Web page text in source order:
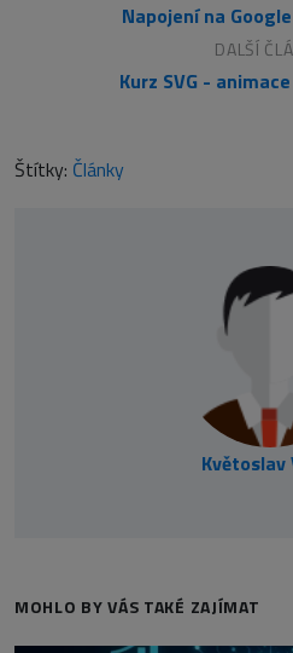
Napojení na
DALŠÍ
Štítky: Články
Květoslav
MOHLO BY VÁS TAKÉ ZAJÍMAT